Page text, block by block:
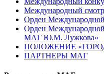
Международный
Орден Международной
Орден Международной
МАГ Ю.М. Лужкова»
ПОЛОЖЕНИЕ
ПАРТНЕРЫ МАГ